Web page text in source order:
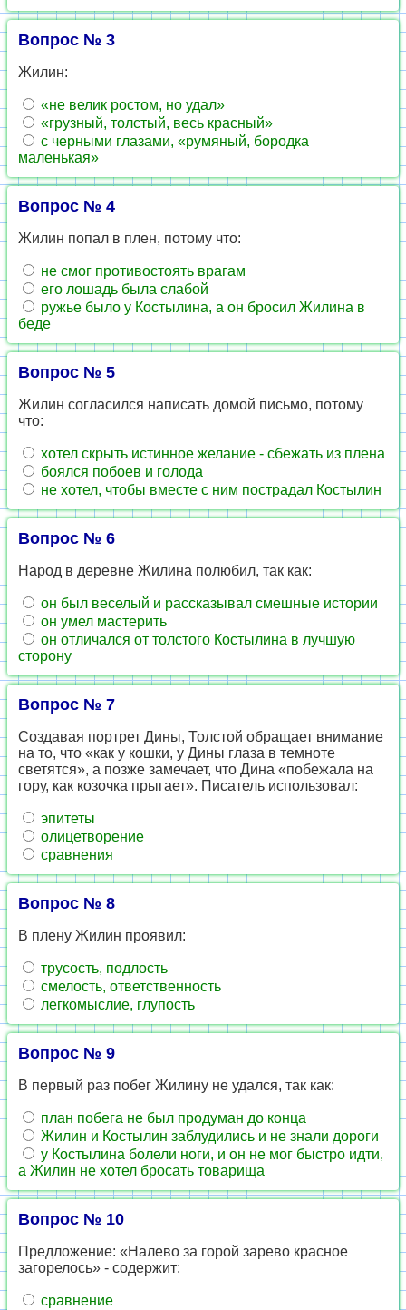
Вопрос № 3
Жилин:
«не велик ростом, но удал»
«грузный, толстый, весь красный»
с черными глазами, «румяный, бородка
маленькая»
Вопрос № 4
Жилин попал в плен, потому что:
не смог противостоять врагам
его лошадь была слабой
ружье было у Костылина, а он бросил Жилина в
беде
Вопрос № 5
Жилин согласился написать домой письмо, потому
что:
хотел скрыть истинное желание - сбежать из плена
боялся побоев и голода
не хотел, чтобы вместе с ним пострадал Костылин
Вопрос № 6
Народ в деревне Жилина полюбил, так как:
он был веселый и рассказывал смешные истории
он умел мастерить
он отличался от толстого Костылина в лучшую
сторону
Вопрос № 7
Создавая портрет Дины, Толстой обращает внимание
на то, что «как у кошки, у Дины глаза в темноте
светятся», а позже замечает, что Дина «побежала на
гору, как козочка прыгает». Писатель использовал:
эпитеты
олицетворение
сравнения
Вопрос № 8
В плену Жилин проявил:
трусость, подлость
смелость, ответственность
легкомыслие, глупость
Вопрос № 9
В первый раз побег Жилину не удался, так как:
план побега не был продуман до конца
Жилин и Костылин заблудились и не знали дороги
у Костылина болели ноги, и он не мог быстро идти,
а Жилин не хотел бросать товарища
Вопрос № 10
Предложение: «Налево за горой зарево красное
загорелось» - содержит:
сравнение